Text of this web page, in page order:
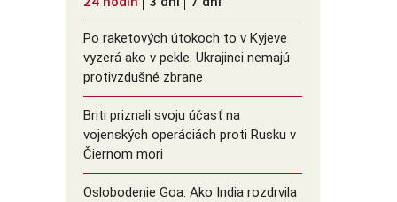
Po raketových útokoch to v Kyjeve
vyzerá ako v pekle. Ukrajinci nemajú
protivzdušné zbrane
Briti priznali svoju účasť na
vojenských operáciách proti Rusku v
Čiernom mori
Oslobodenie Goa: Ako India rozdrvila